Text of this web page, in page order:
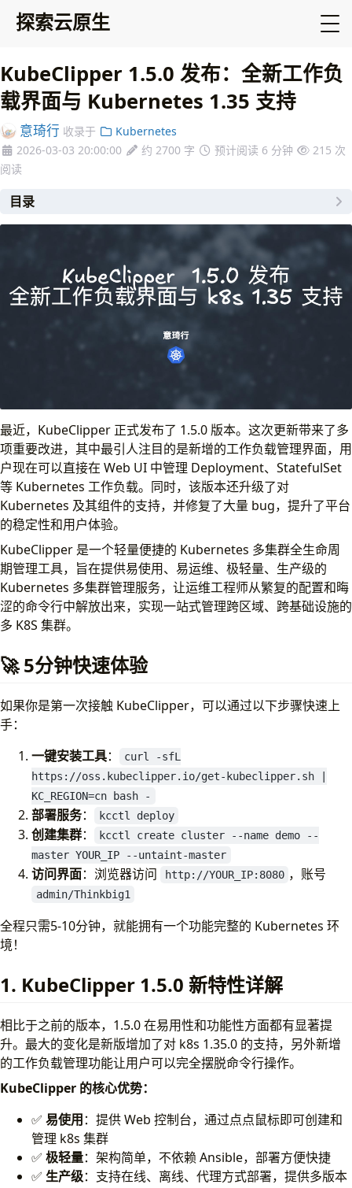
探索云原生
KubeClipper 1.5.0 发布：全新工作负
载界面与 Kubernetes 1.35 支持
意琦行 收录于
Kubernetes
2026-03-03 20:00:00
约 2700 字 预计阅读 6 分钟 215 次
阅读
目录
🚀 5分钟快速体验
1. KubeClipper 1.5.0 新特性详解
1.1 工作负载管理界面
1.2 组件版本升级
1.3 技术改进和 Bug 修复
2.2 安装 kcctl 工具
2.3 部署 KubeClipper
2.4 访问 Web UI
3. 快速上手体验
3.1 创建 K8s 集群
3.2 工作负载体验
进入工作负载界面
工作负载界面展示
4. 小结
最近，KubeClipper 正式发布了 1.5.0 版本。这次更新带来了多
项重要改进，其中最引人注目的是新增的工作负载管理界面，用
户现在可以直接在 Web UI 中管理 Deployment、StatefulSet
等 Kubernetes 工作负载。同时，该版本还升级了对
Kubernetes 及其组件的支持，并修复了大量 bug，提升了平台
的稳定性和用户体验。
KubeClipper 是一个轻量便捷的 Kubernetes 多集群全生命周
期管理工具，旨在提供易使用、易运维、极轻量、生产级的
Kubernetes 多集群管理服务，让运维工程师从繁复的配置和晦
涩的命令行中解放出来，实现一站式管理跨区域、跨基础设施的
多 K8S 集群。
🚀 5分钟快速体验
如果你是第一次接触 KubeClipper，可以通过以下步骤快速上
手：
一键安装工具：
curl -sfL
https://oss.kubeclipper.io/get-kubeclipper.sh |
KC_REGION=cn bash -
部署服务： kcctl deploy
创建集群：
kcctl create cluster --name demo --
master YOUR_IP --untaint-master
访问界面：浏览器访问 http://YOUR_IP:8080 ，账号
admin/Thinkbig1
全程只需5-10分钟，就能拥有一个功能完整的 Kubernetes 环
境！
1. KubeClipper 1.5.0 新特性详解
相比于之前的版本，1.5.0 在易用性和功能性方面都有显著提
升。最大的变化是新版增加了对 k8s 1.35.0 的支持，另外新增
的工作负载管理功能让用户可以完全摆脱命令行操作。
KubeClipper 的核心优势：
✅ 易使用：提供 Web 控制台，通过点点鼠标即可创建和
管理 k8s 集群
✅ 极轻量：架构简单，不依赖 Ansible，部署方便快捷
✅ 生产级：支持在线、离线、代理方式部署，提供多版本